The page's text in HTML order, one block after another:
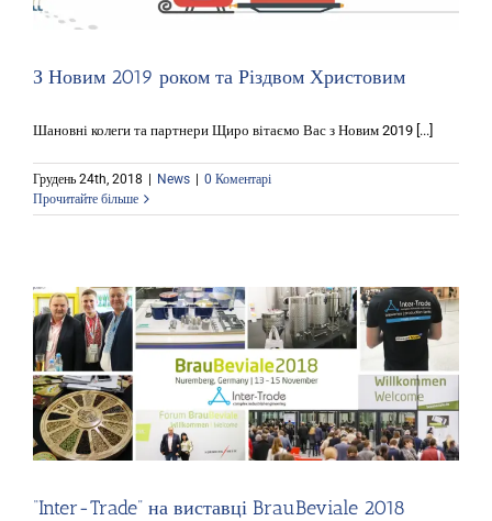
З Новим 2019 роком та Різдвом Христовим
Шановні колеги та партнери Щиро вітаємо Вас з Новим 2019 [...]
Грудень 24th, 2018 News
0 Коментарі
Прочитайте більше
“Inter-Trade” на виставці BrauBeviale
2018
“Inter-Trade” на виставці BrauBeviale 2018